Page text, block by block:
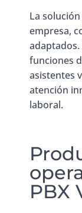
La
empresa,
funciones
asistentes
atención
laboral.
PBX